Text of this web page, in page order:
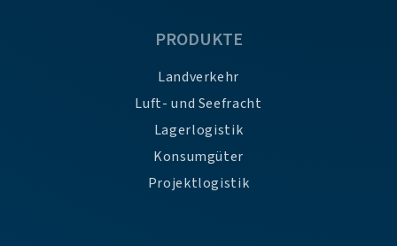
PRODUKTE
Landverkehr
Luft- und Seefracht
Lagerlogistik
Konsumgüter
Projektlogistik